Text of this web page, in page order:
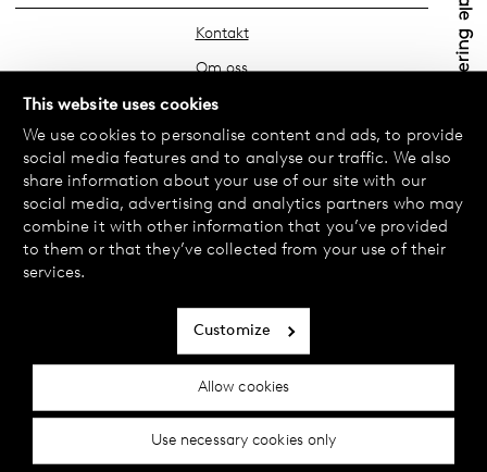
This website uses cookies
We use cookies to personalise content and ads, to provide
social media features and to analyse our traffic. We also
share information about your use of our site with our
social media, advertising and analytics partners who may
combine it with other information that you’ve provided
to them or that they’ve collected from your use of their
services.
Allow cookies
Customize
Use necessary cookies only
Kontakt
Om oss
Hitta din butik
FAQ
Köpvillkor
Integritetspolicy
Byte & Retur
Cookiepolicy
Cookie inställningar
All rights reserved.